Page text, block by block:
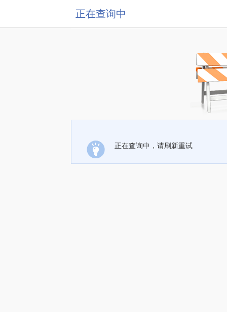
正在查询中
正在查询中，请刷新重试